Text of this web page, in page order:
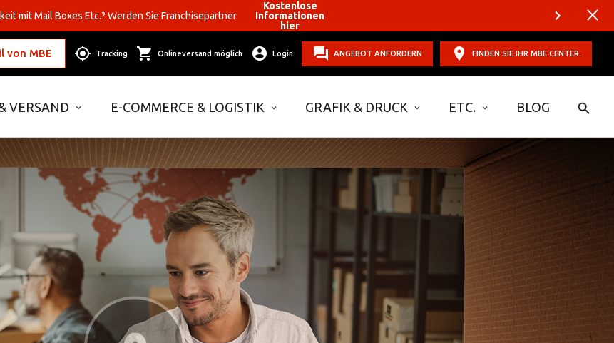
mit Mail Boxes Etc.? Werden Sie Franchisepartner.
Kostenlose
Informationen
hier
von MBE Tracking Onlineversand möglich Login ANGEBOT ANFORDERN FINDEN SIE IHR MBE CENTER.
VERSAND E-COMMERCE & LOGISTIK GRAFIK & DRUCK ETC. BLOG